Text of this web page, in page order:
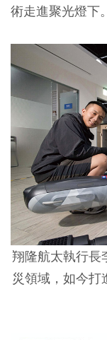
術走進聚光燈下。
翔隆航太執行長
災領域，如今打